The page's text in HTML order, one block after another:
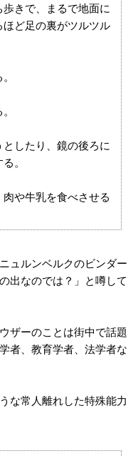
きで、まるで地面に
ど足の裏がツルツル
したり、鏡の後ろに
。
や牛乳を食べさせる
ュルンベルクのビンダー
出なのでは？」と噂して
ザーのことは街中で話題
者、教育学者、法学者な
な常人離れした特殊能力